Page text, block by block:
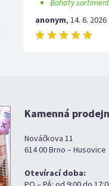
Bohatý
anonym, 14. 6. 2026
Kamenná
Nováčkova 11
614 00 Brno – Husovice
Otevírací doba: